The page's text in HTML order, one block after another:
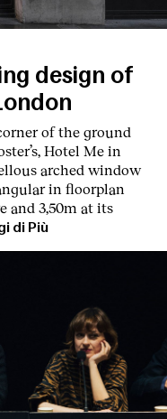
design of
of the ground
Hotel Me in
arched window
in floorplan
and 3,50m at its
di Più